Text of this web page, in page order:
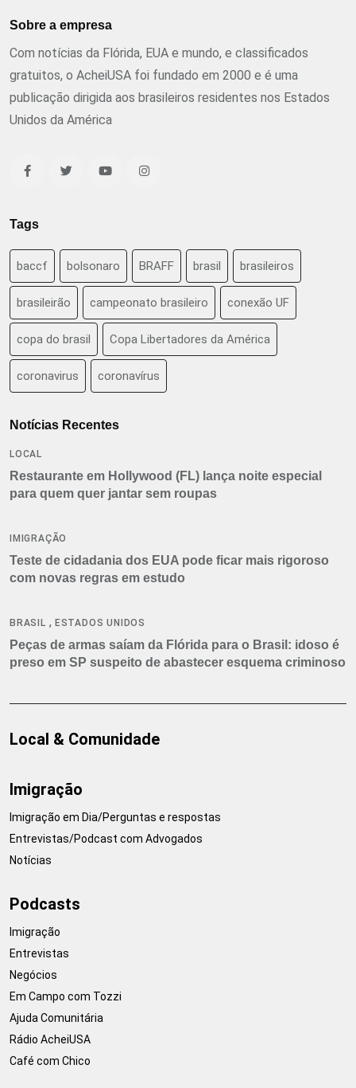
Sobre a empresa
Com notícias da Flórida, EUA e mundo, e classificados
gratuitos, o AcheiUSA foi fundado em 2000 e é uma
publicação dirigida aos brasileiros residentes nos Estados
Unidos da América
Tags
baccf bolsonaro BRAFF brasil brasileiros
brasileirão campeonato brasileiro conexão UF
copa do brasil Copa Libertadores da América
coronavirus coronavírus
Notícias Recentes
LOCAL
Restaurante em Hollywood (FL) lança noite especial
para quem quer jantar sem roupas
IMIGRAÇÃO
Teste de cidadania dos EUA pode ficar mais rigoroso
com novas regras em estudo
BRASIL , ESTADOS UNIDOS
Peças de armas saíam da Flórida para o Brasil: idoso é
preso em SP suspeito de abastecer esquema criminoso
Local & Comunidade
Imigração
Imigração em Dia/Perguntas e respostas
Entrevistas/Podcast com Advogados
Notícias
Podcasts
Imigração
Entrevistas
Negócios
Em Campo com Tozzi
Ajuda Comunitária
Rádio AcheiUSA
Café com Chico